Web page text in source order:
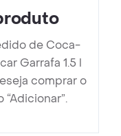
de Coca-
Garrafa 1.5 l
comprar o